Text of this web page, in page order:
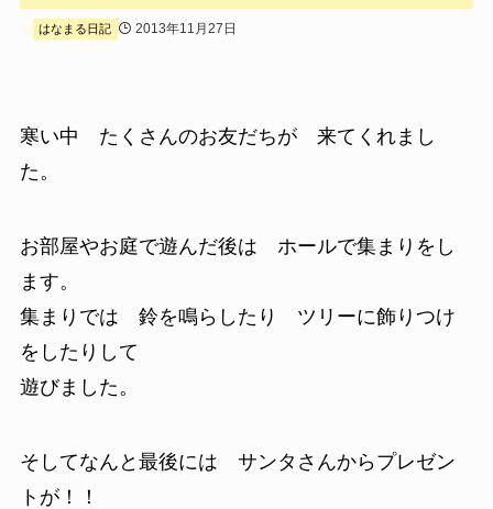
はなまる日記 2013年11月27日
寒い中 たくさんのお友だちが 来てくれまし
た。
お部屋やお庭で遊んだ後は ホールで集まりをし
ます。
集まりでは 鈴を鳴らしたり ツリーに飾りつけ
をしたりして
遊びました。
そしてなんと最後には サンタさんからプレゼン
トが！！